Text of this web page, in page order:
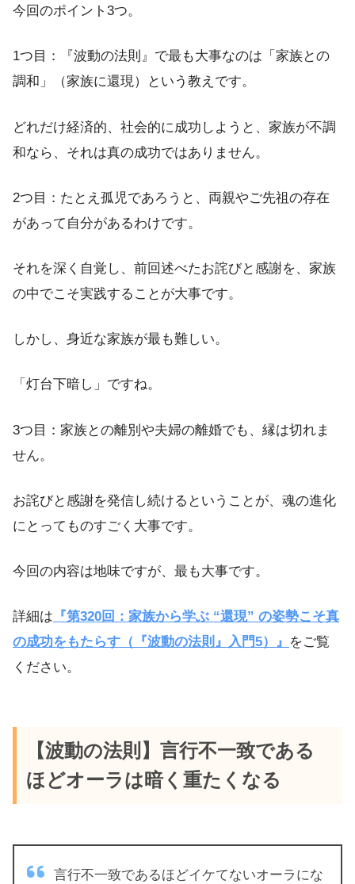
今回のポイント3つ。
1つ目：『波動の法則』で最も大事なのは「家族との
調和」（家族に還現）という教えです。
どれだけ経済的、社会的に成功しようと、家族が不調
和なら、それは真の成功ではありません。
2つ目：たとえ孤児であろうと、両親やご先祖の存在
があって自分があるわけです。
それを深く自覚し、前回述べたお詫びと感謝を、家族
の中でこそ実践することが大事です。
しかし、身近な家族が最も難しい。
「灯台下暗し」ですね。
3つ目：家族との離別や夫婦の離婚でも、縁は切れま
せん。
お詫びと感謝を発信し続けるということが、魂の進化
にとってものすごく大事です。
今回の内容は地味ですが、最も大事です。
詳細は 『第320回：家族から学ぶ “還現” の姿勢こそ真
の成功をもたらす（『波動の法則』入門5）』 をご覧
ください。
【波動の法則】言行不一致である
ほどオーラは暗く重たくなる
言行不一致であるほどイケてないオーラにな